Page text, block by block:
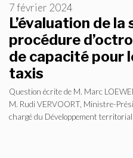
L’évaluation de
procédure
de capacité pour
taxis
7 février 2024
Question écrite de M. Marc
M. Rudi VERVOORT, Ministre-
chargé du Développement